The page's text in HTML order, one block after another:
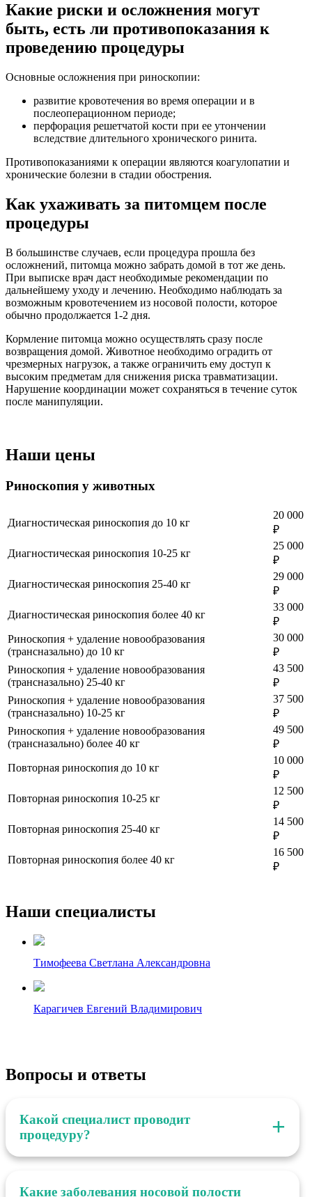
Какие риски и осложнения могут
быть, есть ли противопоказания к
проведению процедуры
Основные осложнения при риноскопии:
развитие кровотечения во время операции и в
послеоперационном периоде;
перфорация решетчатой кости при ее утончении
вследствие длительного хронического ринита.
Противопоказаниями к операции являются коагулопатии и
хронические болезни в стадии обострения.
Как ухаживать за питомцем после
процедуры
В большинстве случаев, если процедура прошла без
осложнений, питомца можно забрать домой в тот же день.
При выписке врач даст необходимые рекомендации по
дальнейшему уходу и лечению. Необходимо наблюдать за
возможным кровотечением из носовой полости, которое
обычно продолжается 1-2 дня.
Кормление питомца можно осуществлять сразу после
возвращения домой. Животное необходимо оградить от
чрезмерных нагрузок, а также ограничить ему доступ к
высоким предметам для снижения риска травматизации.
Нарушение координации может сохраняться в течение суток
после манипуляции.
Наши цены
Риноскопия у животных
Диагностическая риноскопия до 10 кг
20 000
₽
Диагностическая риноскопия 10-25 кг
25 000
₽
Диагностическая риноскопия 25-40 кг
29 000
₽
Диагностическая риноскопия более 40 кг
33 000
₽
Риноскопия + удаление новообразования
(трансназально) до 10 кг
30 000
₽
Риноскопия + удаление новообразования
(трансназально) 25-40 кг
43 500
₽
Риноскопия + удаление новообразования
(трансназально) 10-25 кг
37 500
₽
Риноскопия + удаление новообразования
(трансназально) более 40 кг
49 500
₽
Повторная риноскопия до 10 кг
10 000
₽
Повторная риноскопия 10-25 кг
12 500
₽
Повторная риноскопия 25-40 кг
14 500
₽
Повторная риноскопия более 40 кг
16 500
₽
Наши специалисты
Тимофеева Светлана Александровна
Карагичев Евгений Владимирович
Вопросы и ответы
Какой специалист проводит
процедуру?
Риноскопию проводит узкоспециализированный врач
Какие заболевания носовой полости